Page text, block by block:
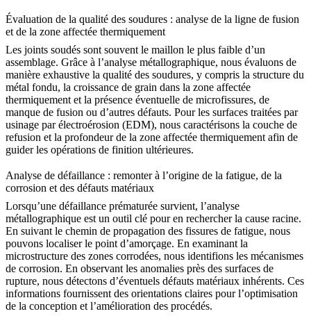
Évaluation de la qualité des soudures : analyse de la ligne de fusion
et de la zone affectée thermiquement
Les joints soudés sont souvent le maillon le plus faible d’un
assemblage. Grâce à l’analyse métallographique, nous évaluons de
manière exhaustive la qualité des soudures, y compris la structure du
métal fondu, la croissance de grain dans la zone affectée
thermiquement et la présence éventuelle de microfissures, de
manque de fusion ou d’autres défauts. Pour les surfaces traitées par
usinage par électroérosion (EDM), nous caractérisons la couche de
refusion et la profondeur de la zone affectée thermiquement afin de
guider les opérations de finition ultérieures.
Analyse de défaillance : remonter à l’origine de la fatigue, de la
corrosion et des défauts matériaux
Lorsqu’une défaillance prématurée survient, l’analyse
métallographique est un outil clé pour en rechercher la cause racine.
En suivant le chemin de propagation des fissures de fatigue, nous
pouvons localiser le point d’amorçage. En examinant la
microstructure des zones corrodées, nous identifions les mécanismes
de corrosion. En observant les anomalies près des surfaces de
rupture, nous détectons d’éventuels défauts matériaux inhérents. Ces
informations fournissent des orientations claires pour l’optimisation
de la conception et l’amélioration des procédés.